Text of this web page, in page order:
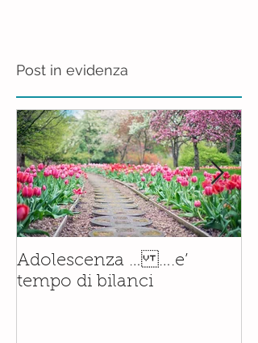
Post in evidenza
Adolescenza … ….e’
tempo di bilanci